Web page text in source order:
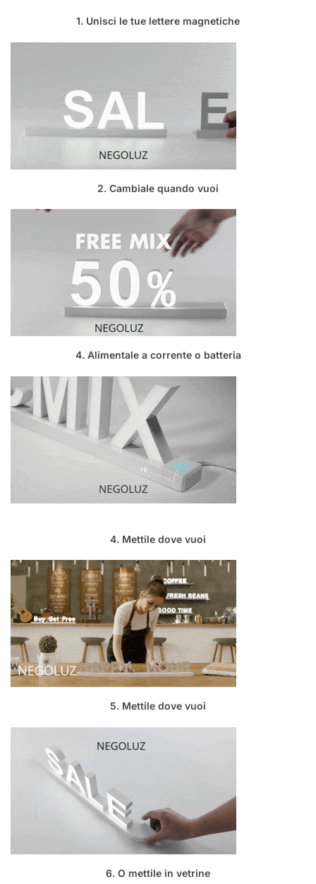
1. Unisci le tue lettere magnetiche
2. Cambiale quando vuoi
4. Alimentale a corrente o batteria
4. Mettile dove vuoi
5. Mettile dove vuoi
6. O mettile in vetrine